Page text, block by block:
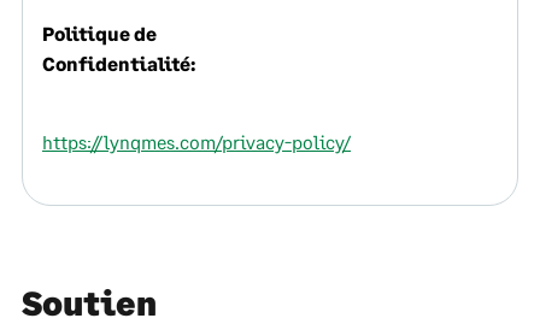
Politique de
Confidentialité:
https://lynqmes.com/privacy-policy/
Soutien